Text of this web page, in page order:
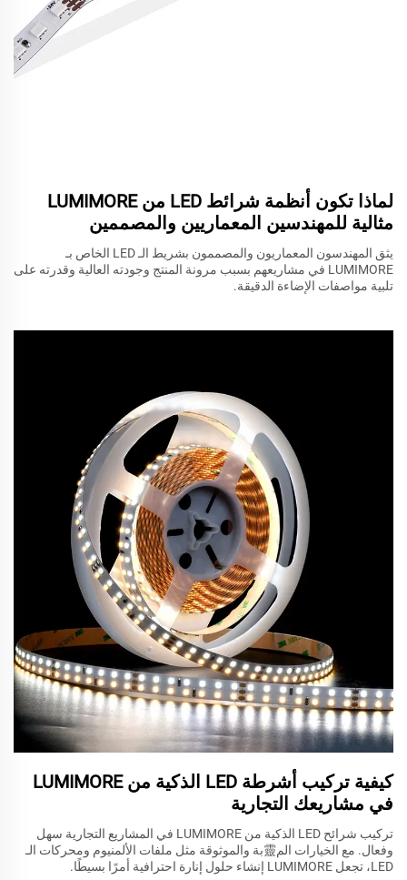
لماذا تكون أنظمة شرائط LED من LUMIMORE
مثالية للمهندسين المعماريين والمصممين
يثق المهندسون المعماريون والمصممون بشريط الـ LED الخاص بـ
LUMIMORE في مشاريعهم بسبب مرونة المنتج وجودته العالية وقدرته على
تلبية مواصفات الإضاءة الدقيقة.
كيفية تركيب أشرطة LED الذكية من LUMIMORE
في مشاريعك التجارية
تركيب شرائح LED الذكية من LUMIMORE في المشاريع التجارية سهل
وفعال. مع الخيارات الم靈بة والموثوقة مثل ملفات الألمنيوم ومحركات الـ
LED، تجعل LUMIMORE إنشاء حلول إنارة احترافية أمرًا بسيطًا.